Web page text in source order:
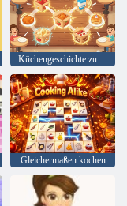
Küchengeschichte zusammenführen
Gleichermaßen kochen